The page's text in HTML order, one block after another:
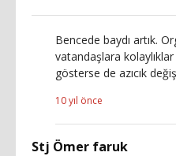
Bencede baydı artık.
vatandaşlara
gösterse de azıcık
10 yıl önce
Stj Ömer faruk